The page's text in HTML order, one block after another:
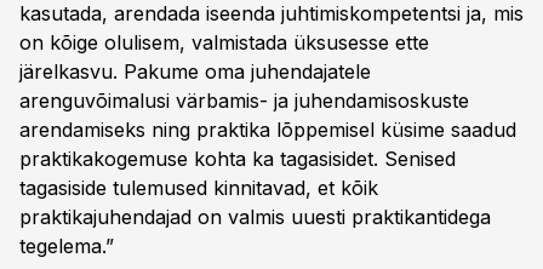
kasutada, arendada iseenda juhtimiskompetentsi ja, mis
on kõige olulisem, valmistada üksusesse ette
järelkasvu. Pakume oma juhendajatele
arenguvõimalusi värbamis- ja juhendamisoskuste
arendamiseks ning praktika lõppemisel küsime saadud
praktikakogemuse kohta ka tagasisidet. Senised
tagasiside tulemused kinnitavad, et kõik
praktikajuhendajad on valmis uuesti praktikantidega
tegelema.”